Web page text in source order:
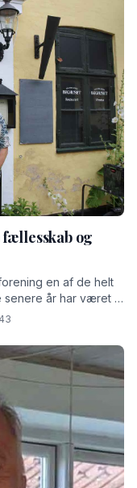
og
en af de helt
senere år har været at
afgåede formand